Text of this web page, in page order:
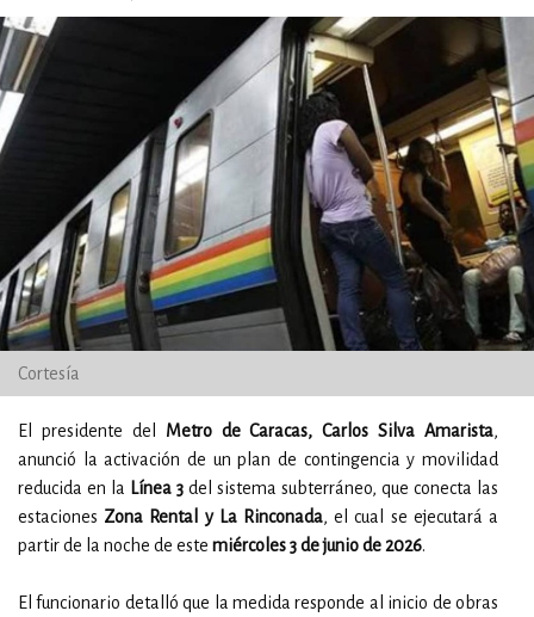
Cortesía
El presidente del Metro de Caracas, Carlos Silva Amarista,
anunció la activación de un plan de contingencia y movilidad
reducida en la Línea 3 del sistema subterráneo, que conecta las
estaciones Zona Rental y La Rinconada, el cual se ejecutará a
partir de la noche de este miércoles 3 de junio de 2026.
El funcionario detalló que la medida responde al inicio de obras